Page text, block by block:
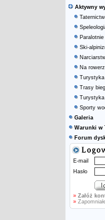
Aktywny
Paralotnie
Ski-
Na
Trasy
Sporty
Galeria
Warunki w
Forum
E-mail
Hasło
» Załóż
»